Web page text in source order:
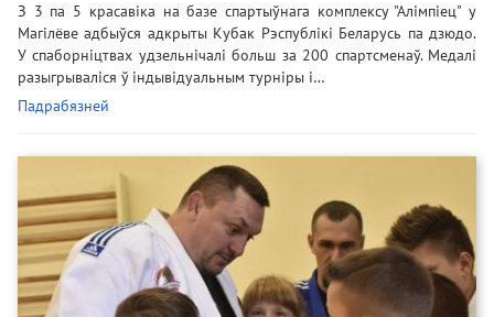
З 3 па 5 красавіка на базе спартыўнага комплексу "Алімпіец" у
Магілёве адбыўся адкрыты Кубак Рэспублікі Беларусь па дзюдо.
У спаборніцтвах удзельнічалі больш за 200 спартсменаў. Медалі
разыгрываліся ў індывідуальным турніры і…
Падрабязней